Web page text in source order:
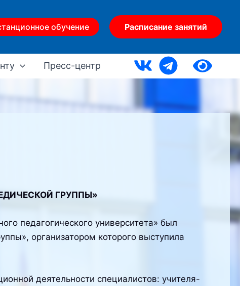
обучение Расписание занятий
Пресс-центр
ГРУППЫ»
педагогического университета» был
организатором которого выступила
деятельности специалистов: учителя-